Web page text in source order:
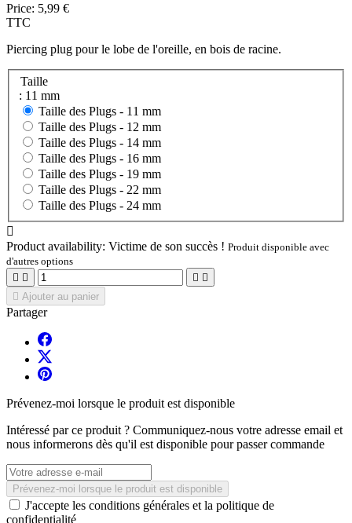
Price: 5,99 €
TTC
Piercing plug pour le lobe de l'oreille, en bois de racine.
Taille
: 11 mm
Taille des Plugs - 11 mm
Taille des Plugs - 12 mm
Taille des Plugs - 14 mm
Taille des Plugs - 16 mm
Taille des Plugs - 19 mm
Taille des Plugs - 22 mm
Taille des Plugs - 24 mm

Product availability: Victime de son succès ! Produit disponible avec
d'autres options
   
 Ajouter au panier
Partager
Prévenez-moi lorsque le produit est disponible
Intéressé par ce produit ? Communiquez-nous votre adresse email et
nous informerons dès qu'il est disponible pour passer commande
Prévenez-moi lorsque le produit est disponible
J'accepte les conditions générales et la politique de
confidentialité